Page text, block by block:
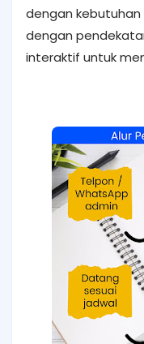
dengan kebutuhan
dengan
interaktif untuk